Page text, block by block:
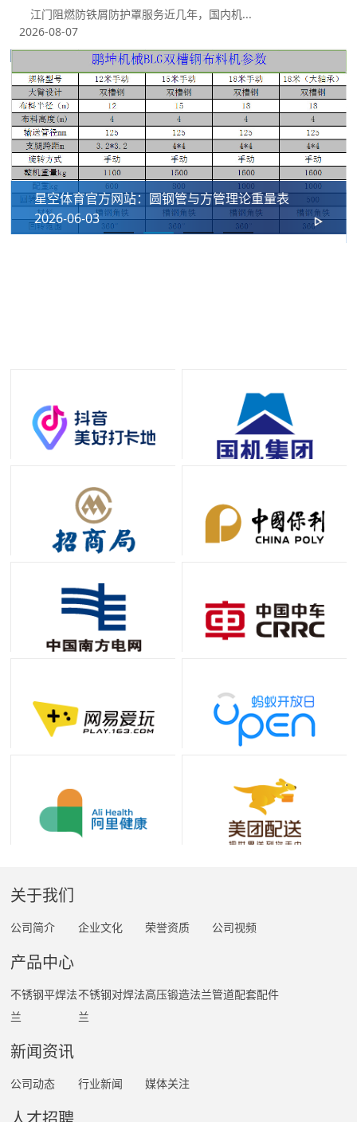
江门阻燃防铁屑防护罩服务近几年，国内机...
2026-08-07
星空体育官方网站：圆钢管与方管理论重量表
2026-06-03
关于我们
公司简介 企业文化 荣誉资质 公司视频
产品中心
不锈钢平焊法
兰
不锈钢对焊法
兰
高压锻造法兰管道配套配件
新闻资讯
公司动态 行业新闻 媒体关注